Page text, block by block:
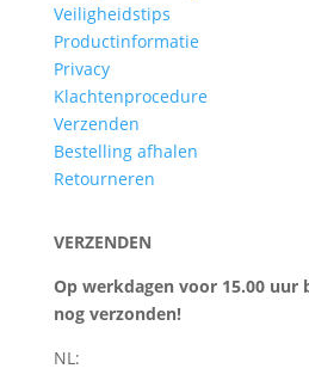
Veiligheidstips
Productinformatie
Privacy
Klachtenprocedure
Verzenden
Bestelling afhalen
Retourneren
VERZENDEN
Op werkdagen voor 15.00 uur
nog verzonden!
NL: